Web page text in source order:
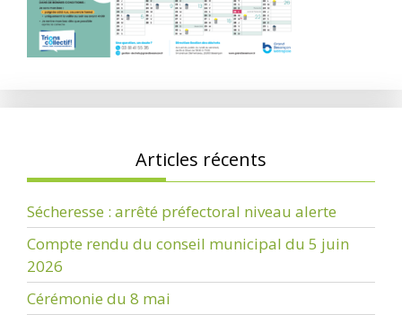
Articles récents
Sécheresse : arrêté préfectoral niveau alerte
Compte rendu du conseil municipal du 5 juin
2026
Cérémonie du 8 mai